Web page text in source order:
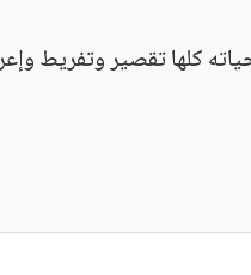
كلها تقصير وتفريط